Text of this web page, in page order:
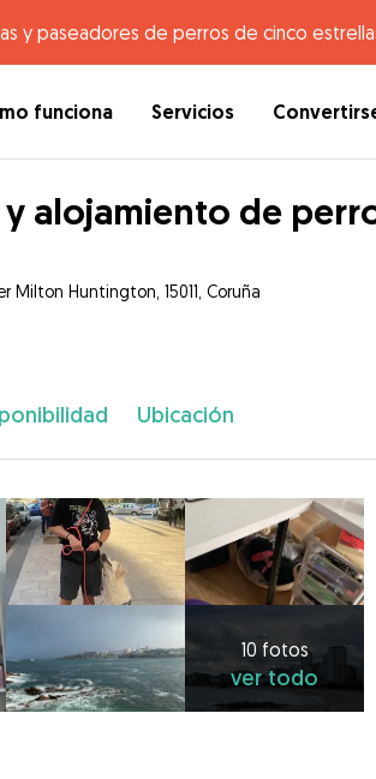
y paseadores de perros de cinco
funciona Servicios
alojamiento de
Milton Huntington, 15011, Coruña
Ubicación
10 fotos
ver todo